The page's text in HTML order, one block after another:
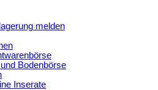
melden
Bodenbörse
Inserate